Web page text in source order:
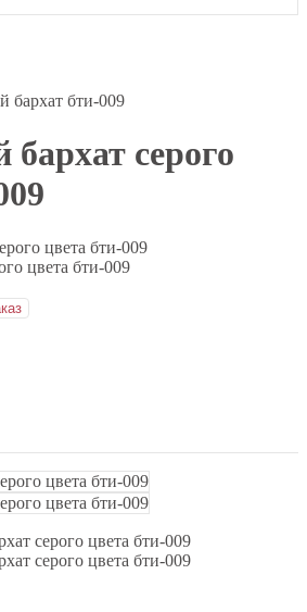
бархат бти-009
серого
цвета бти-009